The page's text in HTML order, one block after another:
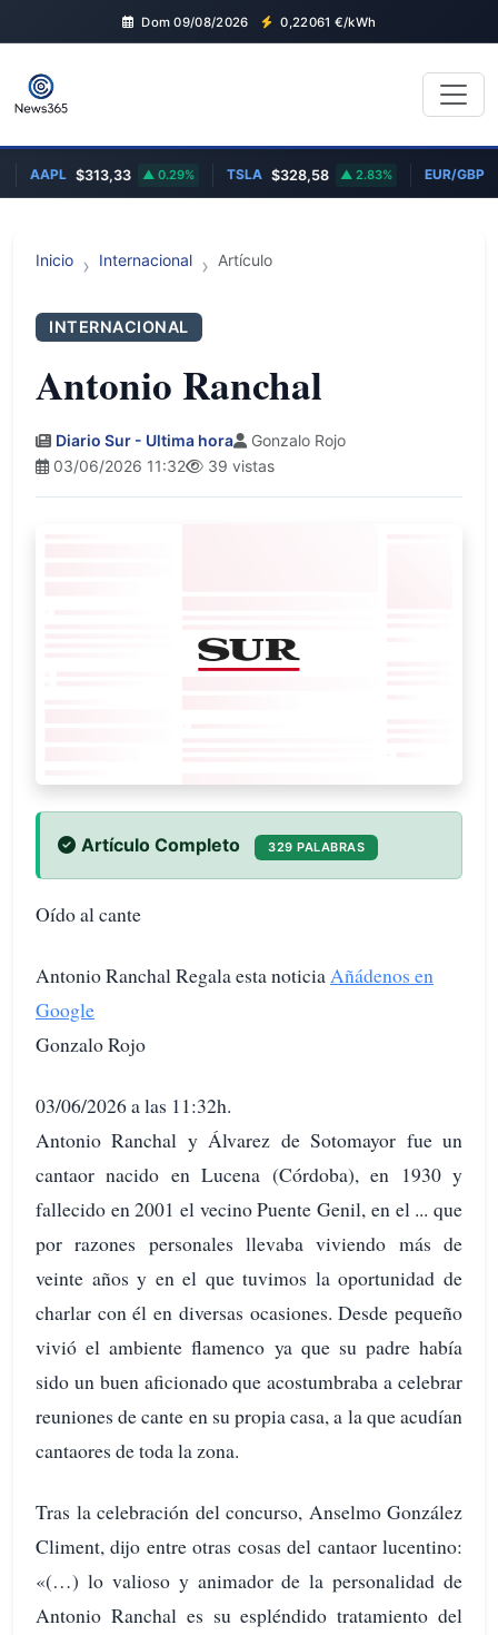
Dom 09/08/2026 0,22061 €/kWh
AAPL $313,33 0.29% TSLA $328,58 2.83% EUR/GBP
Inicio Internacional Artículo
INTERNACIONAL
Antonio Ranchal
Diario Sur - Ultima hora
Gonzalo Rojo
03/06/2026 11:32
39 vistas
Artículo Completo 329 PALABRAS
Oído al cante
Antonio Ranchal Regala esta noticiaAñádenos en
Google
Gonzalo Rojo
03/06/2026 a las 11:32h.
Antonio Ranchal y Álvarez de Sotomayor fue un
cantaor nacido en Lucena (Córdoba), en 1930 y
fallecido en 2001 el vecino Puente Genil, en el ... que
por razones personales llevaba viviendo más de
veinte años y en el que tuvimos la oportunidad de
charlar con él en diversas ocasiones. Desde pequeño
vivió el ambiente flamenco ya que su padre había
sido un buen aficionado que acostumbraba a celebrar
reuniones de cante en su propia casa, a la que acudían
cantaores de toda la zona.
Tras la celebración del concurso, Anselmo González
Climent, dijo entre otras cosas del cantaor lucentino:
«(…) lo valioso y animador de la personalidad de
Antonio Ranchal es su espléndido tratamiento del